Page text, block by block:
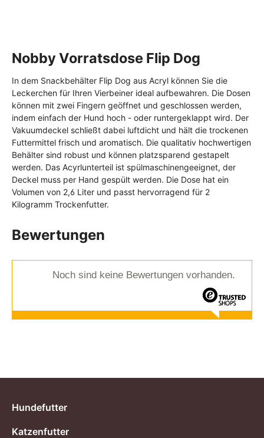
Nobby Vorratsdose Flip Dog
In dem Snackbehälter Flip Dog aus Acryl können Sie die
Leckerchen für Ihren Vierbeiner ideal aufbewahren. Die Dosen
können mit zwei Fingern geöffnet und geschlossen werden,
indem einfach der Hund hoch - oder runtergeklappt wird. Der
Vakuumdeckel schließt dabei luftdicht und hält die trockenen
Futtermittel frisch und aromatisch. Die qualitativ hochwertigen
Behälter sind robust und können platzsparend gestapelt
werden. Das Acyrlunterteil ist spülmaschinengeeignet, der
Deckel muss per Hand gespült werden. Die Dose hat ein
Volumen von 2,6 Liter und passt hervorragend für 2
Kilogramm Trockenfutter.
Bewertungen
Noch sind keine Bewertungen vorhanden.
Hundefutter
Katzenfutter